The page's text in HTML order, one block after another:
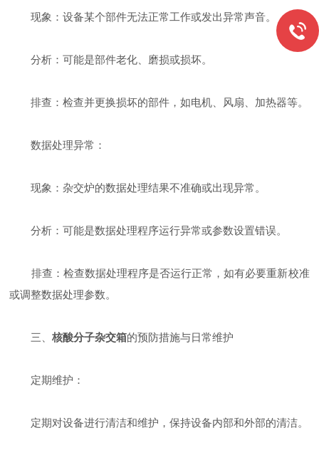
现象：设备某个部件无法正常工作或发出异常声音。
分析：可能是部件老化、磨损或损坏。
排查：检查并更换损坏的部件，如电机、风扇、加热器等。
数据处理异常：
现象：杂交炉的数据处理结果不准确或出现异常。
分析：可能是数据处理程序运行异常或参数设置错误。
排查：检查数据处理程序是否运行正常，如有必要重新校准
或调整数据处理参数。
三、核酸分子杂交箱的预防措施与日常维护
定期维护：
定期对设备进行清洁和维护，保持设备内部和外部的清洁。